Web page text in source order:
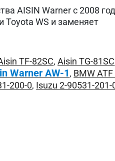
AISIN Warner с 2008
Toyota WS и заменяет
TF-82SC,Aisin TG-81SC
Warner AW-1, BMW ATF
200-0, Isuzu 2-90531-201-